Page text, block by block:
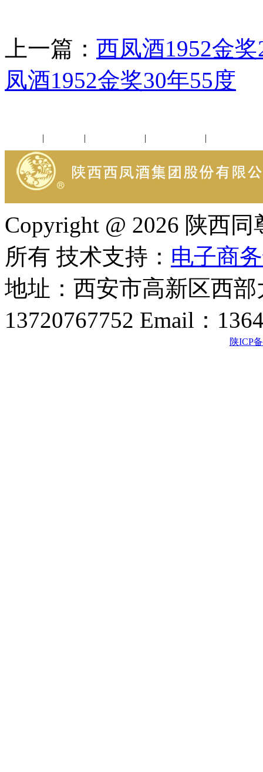
上一篇： 西凤酒1952金
凤酒1952金奖30年55度
| | | |
Copyright @ 2026 陕西
所有 技术支持： 电子商
地址：西安市高新区西
13720767752 Email：
陕ICP